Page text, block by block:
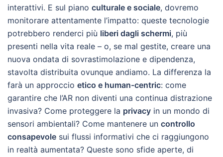
interattivi. E sul piano culturale e sociale, dovremo
monitorare attentamente l’impatto: queste tecnologie
potrebbero renderci più liberi dagli schermi, più
presenti nella vita reale – o, se mal gestite, creare una
nuova ondata di sovrastimolazione e dipendenza,
stavolta distribuita ovunque andiamo. La differenza la
farà un approccio etico e human-centric: come
garantire che l’AR non diventi una continua distrazione
invasiva? Come proteggere la privacy in un mondo di
sensori ambientali? Come mantenere un controllo
consapevole sui flussi informativi che ci raggiungono
in realtà aumentata? Queste sono sfide aperte, di